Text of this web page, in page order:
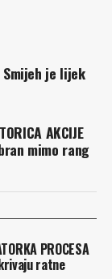
je lijek
AKCIJE
mimo rang
PROCESA
ratne